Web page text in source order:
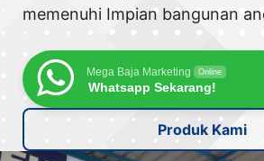
memenuhi Impian bangunan
Mega Baja Marketing Online
Whatsapp Sekarang!
Produk Kami